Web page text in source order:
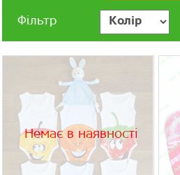
Фільтр
Немає в наявності